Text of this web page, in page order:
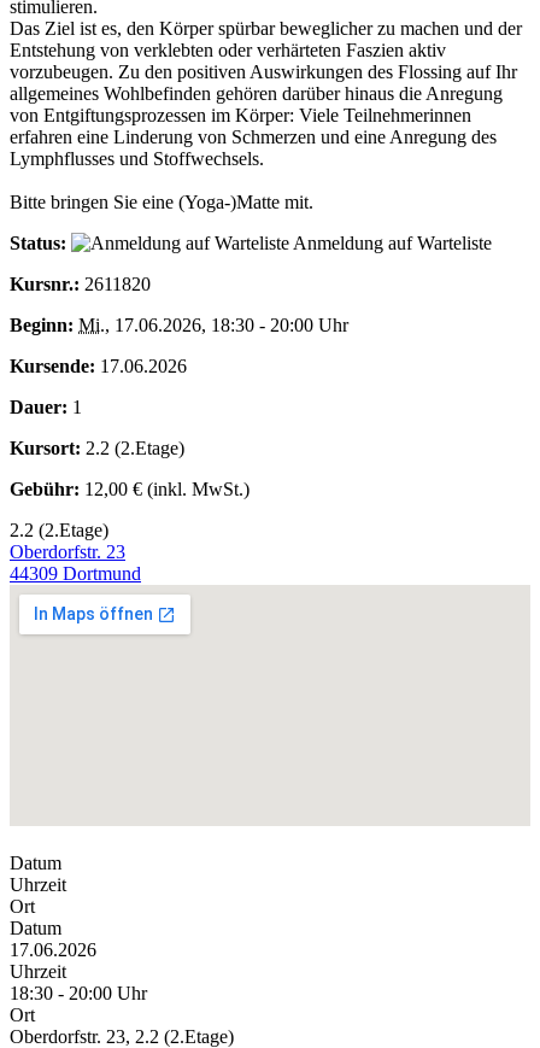
stimulieren.
Das Ziel ist es, den Körper spürbar beweglicher zu machen und der
Entstehung von verklebten oder verhärteten Faszien aktiv
vorzubeugen. Zu den positiven Auswirkungen des Flossing auf Ihr
allgemeines Wohlbefinden gehören darüber hinaus die Anregung
von Entgiftungsprozessen im Körper: Viele Teilnehmerinnen
erfahren eine Linderung von Schmerzen und eine Anregung des
Lymphflusses und Stoffwechsels.
Bitte bringen Sie eine (Yoga-)Matte mit.
Status:
Anmeldung auf Warteliste
Kursnr.: 2611820
Beginn: Mi., 17.06.2026, 18:30 - 20:00 Uhr
Kursende: 17.06.2026
Dauer: 1
Kursort: 2.2 (2.Etage)
Gebühr: 12,00 € (inkl. MwSt.)
2.2 (2.Etage)
Oberdorfstr. 23
44309 Dortmund
Datum
Uhrzeit
Ort
Datum
17.06.2026
Uhrzeit
18:30 - 20:00 Uhr
Ort
Oberdorfstr. 23, 2.2 (2.Etage)